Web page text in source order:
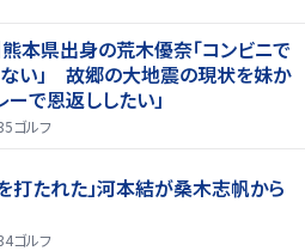
熊本県出身の荒木優奈「コンビニで
い」 故郷の大地震の現状を妹か
で恩返ししたい」
ゴルフ
打たれた」河本結が桑木志帆から
ゴルフ